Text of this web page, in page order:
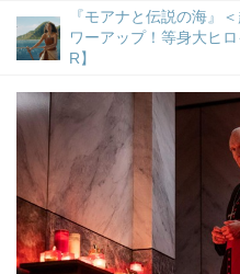
『モアナと伝説の海』
ワーアップ！等身大ヒ
R】